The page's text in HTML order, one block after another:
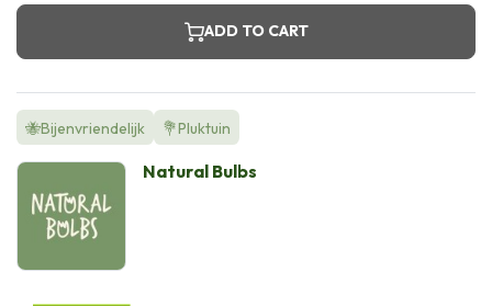
ADD TO CART
🐝Bijenvriendelijk 💐Pluktuin
Natural Bulbs